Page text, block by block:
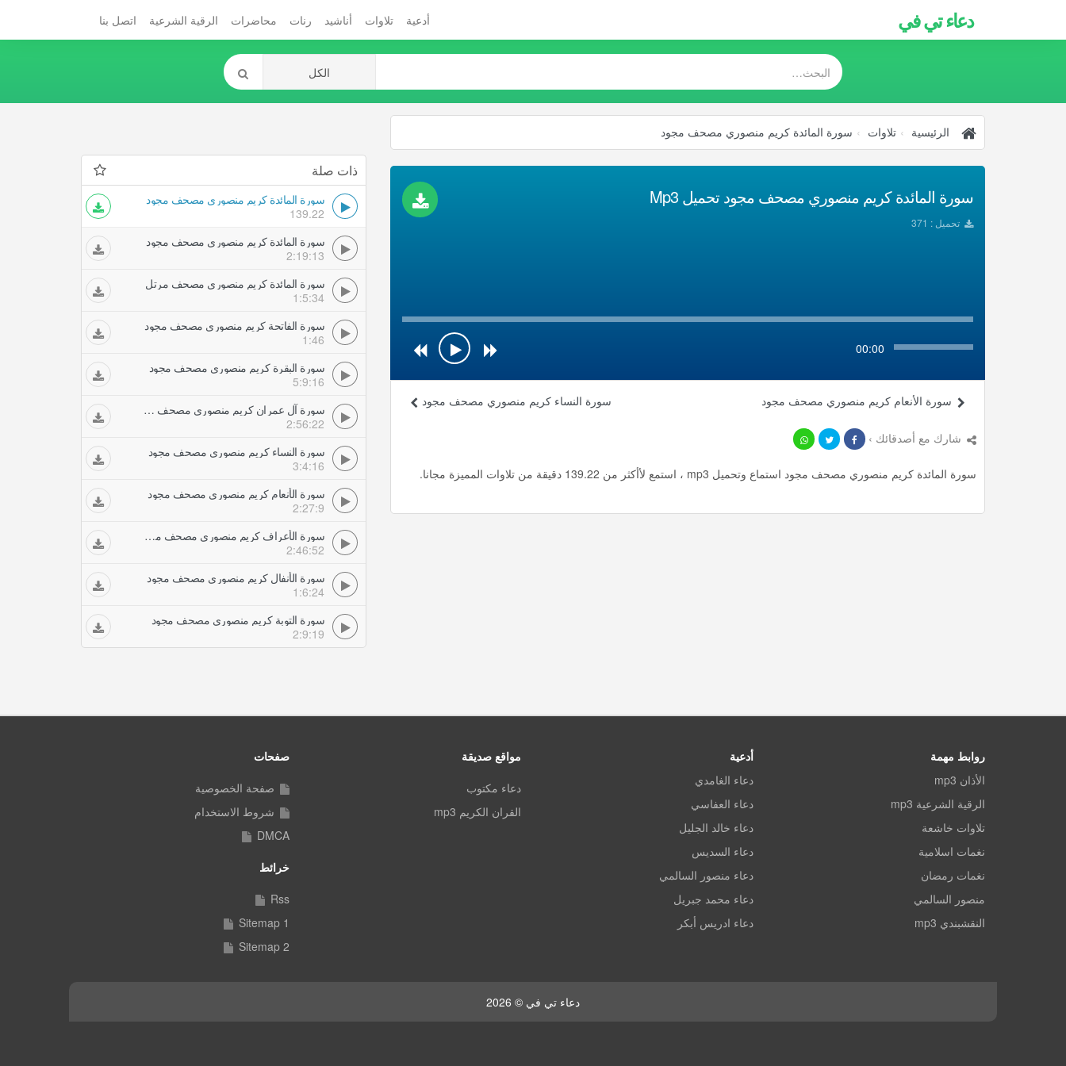
دعاء تي في أدعية تلاوات أناشيد رنات محاضرات الرقية الشرعية اتصل بنا
الرئيسية تلاوات سورة المائدة كريم منصوري مصحف مجود
سورة المائدة كريم منصوري مصحف مجود تحميل Mp3
تحميل : 371
00:00
سورة النساء كريم منصوري مصحف مجود سورة الأنعام كريم منصوري مصحف مجود
شارك مع أصدقائك ›
سورة المائدة كريم منصوري مصحف مجود استماع وتحميل mp3 ، استمع لأأكثر من 139.22 دقيقة من تلاوات المميزة مجانا.
ذات صلة
سورة المائدة كريم منصوري مصحف مجود
139.22
سورة المائدة كريم منصوري مصحف مجود
2:19:13
سورة المائدة كريم منصوري مصحف مرتل
1:5:34
سورة الفاتحة كريم منصوري مصحف مجود
1:46
سورة البقرة كريم منصوري مصحف مجود
5:9:16
سورة آل عمران كريم منصوري مصحف مجود
2:56:22
سورة النساء كريم منصوري مصحف مجود
3:4:16
سورة الأنعام كريم منصوري مصحف مجود
2:27:9
سورة الأعراف كريم منصوري مصحف مجود
2:46:52
سورة الأنفال كريم منصوري مصحف مجود
1:6:24
سورة التوبة كريم منصوري مصحف مجود
2:9:19
روابط مهمة
الأذان mp3
الرقية الشرعية mp3
تلاوات خاشعة
نغمات اسلامية
نغمات رمضان
منصور السالمي
النقشبندي mp3
أدعية
دعاء الغامدي
دعاء العفاسي
دعاء خالد الجليل
دعاء السديس
دعاء منصور السالمي
دعاء محمد جبريل
دعاء ادريس أبكر
مواقع صديقة
دعاء مكتوب
القران الكريم mp3
صفحات
صفحة الخصوصية
شروط الاستخدام
DMCA
خرائط
Rss
Sitemap 1
Sitemap 2
دعاء تي في © 2026